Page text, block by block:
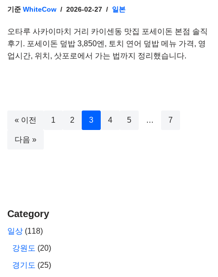
기준 WhiteCow 2026-02-27 일본
오타루 사카이마치 거리 카이센동 맛집 포세이돈 본점 솔직
후기. 포세이돈 덮밥 3,850엔, 토치 연어 덮밥 메뉴 가격, 영
업시간, 위치, 삿포로에서 가는 법까지 정리했습니다.
« 이전 1 2 3 4 5 … 7
다음 »
Category
일상 (118)
강원도 (20)
경기도 (25)